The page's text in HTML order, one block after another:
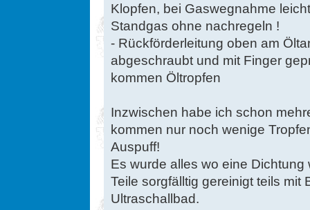
Klopfen, bei Gaswegnahme
Standgas ohne nachregeln !
- Rückförderleitung oben am
abgeschraubt und mit Finger
kommen Öltropfen
Inzwischen habe ich schon
kommen nur noch wenige
Auspuff!
Es wurde alles wo eine
Teile sorgfälltig gereinigt teils mit
Ultraschallbad.